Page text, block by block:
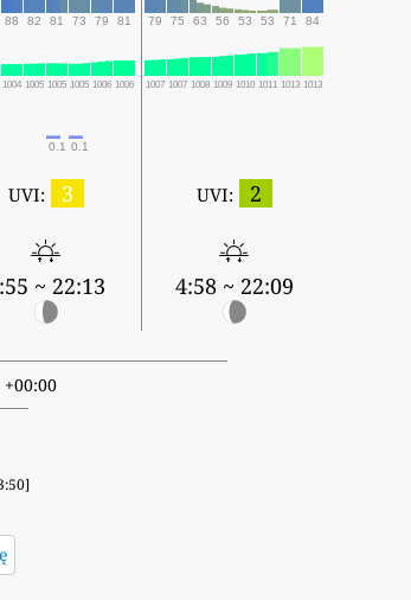
88 82 81 73 79 81 79 75 63 56 53 53 71 84
1004 1005 1005 1005 1006 1006 1007 1007 1008 1009 1010 1011 1013 1013
0.1 0.1
UVI: 3
~ 22:13
UVI: 2
4:58 ~ 22:09